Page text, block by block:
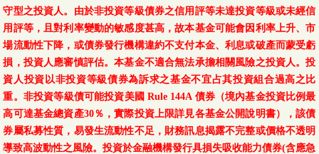
守型之投資人。由於非投資等級債券之信用評等未達投資等級或未經信
用評等，且對利率變動的敏感度甚高，故本基金可能會因利率上升、市
場流動性下降，或債券發行機構違約不支付本金、利息或破產而蒙受虧
損，投資人應審慎評估。本基金不適合無法承擔相關風險之投資人。投
資人投資以非投資等級債券為訴求之基金不宜占其投資組合過高之比
重。非投資等級債可能投資美國 Rule 144A 債券（境內基金投資比例最
高可達基金總資產30％，實際投資上限詳見各基金公開說明書），該債
券屬私募性質，易發生流動性不足，財務訊息揭露不完整或價格不透明
導致高波動性之風險。投資於金融機構發行具損失吸收能力債券(含應急